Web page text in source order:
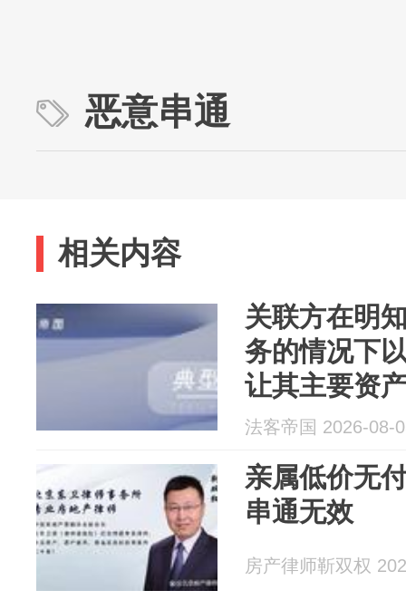
恶意串通
相关内容
关联方在明
务的情况下
让其主要资
并导致合同
法客帝国 2026-08-
亲属低价无
串通无效
房产律师靳双权